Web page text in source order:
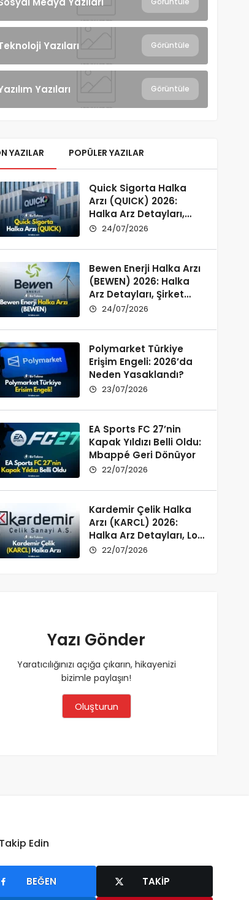
Yazıları Görüntüle
Yazıları Görüntüle
YAZILAR POPÜLER YAZILAR
Quick Sigorta Halka
Arzı (QUICK) 2026:
Halka Arz Detayları,
Şirket Profili ve
24/07/2026
Bewen Enerji Halka Arzı
(BEWEN) 2026: Halka
Arz Detayları, Şirket
Profili ve Fon Kullanımı
24/07/2026
Polymarket Türkiye
Erişim Engeli: 2026’da
Neden Yasaklandı?
23/07/2026
EA Sports FC 27’nin
Kapak Yıldızı Belli Oldu:
Mbappé Geri Dönüyor
22/07/2026
Kardemir Çelik Halka
Arzı (KARCL) 2026:
Halka Arz Detayları, Lot
Dağılımı ve Şirket Profili
22/07/2026
Yazı Gönder
Yaratıcılığınızı açığa çıkarın, hikayenizi
bizimle paylaşın!
Oluşturun
Edin
BEĞEN TAKIP